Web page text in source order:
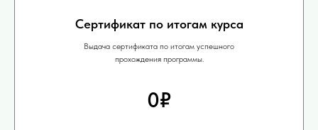
Сертификат по итогам курса
Выдача сертификата по итогам успешного
прохождения программы.
0₽